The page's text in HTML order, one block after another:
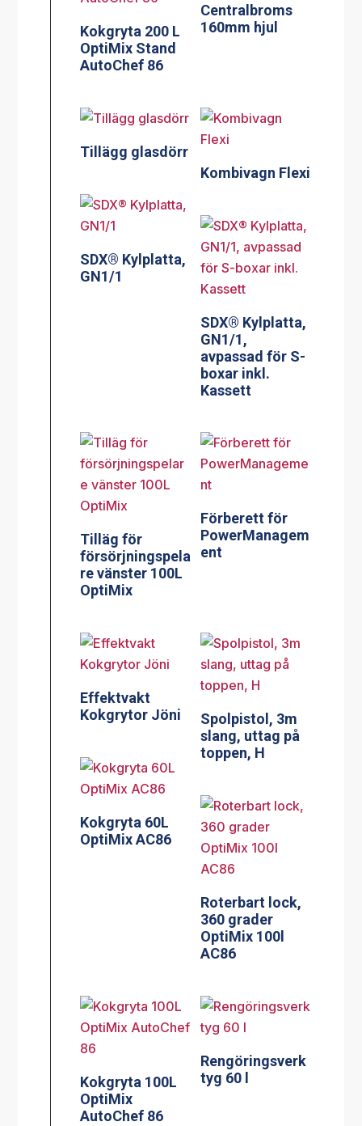
Kokgryta 200 L
OptiMix Stand
AutoChef 86
Centralbroms
160mm hjul
Tillägg glasdörr
Kombivagn Flexi
SDX® Kylplatta,
GN1/1
SDX® Kylplatta,
GN1/1,
avpassad för S-
boxar inkl.
Kassett
Tilläg för
försörjningspela
re vänster 100L
OptiMix
Förberett för
PowerManagem
ent
Effektvakt
Kokgrytor Jöni
Spolpistol, 3m
slang, uttag på
toppen, H
Kokgryta 60L
OptiMix AC86
Roterbart lock,
360 grader
OptiMix 100l
AC86
Kokgryta 100L
OptiMix
AutoChef 86
Rengöringsverk
tyg 60 l